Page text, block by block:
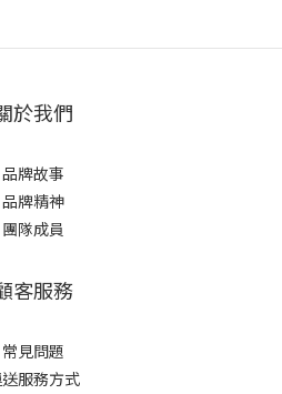
於我們
品牌故事
品牌精神
團隊成員
客服務
常見問題
服務方式